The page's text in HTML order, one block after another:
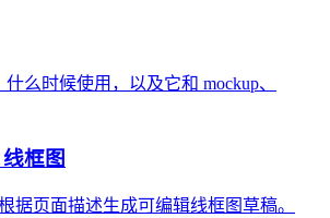
么时候使用，以及它和 mockup、
框图
据页面描述生成可编辑线框图草稿。